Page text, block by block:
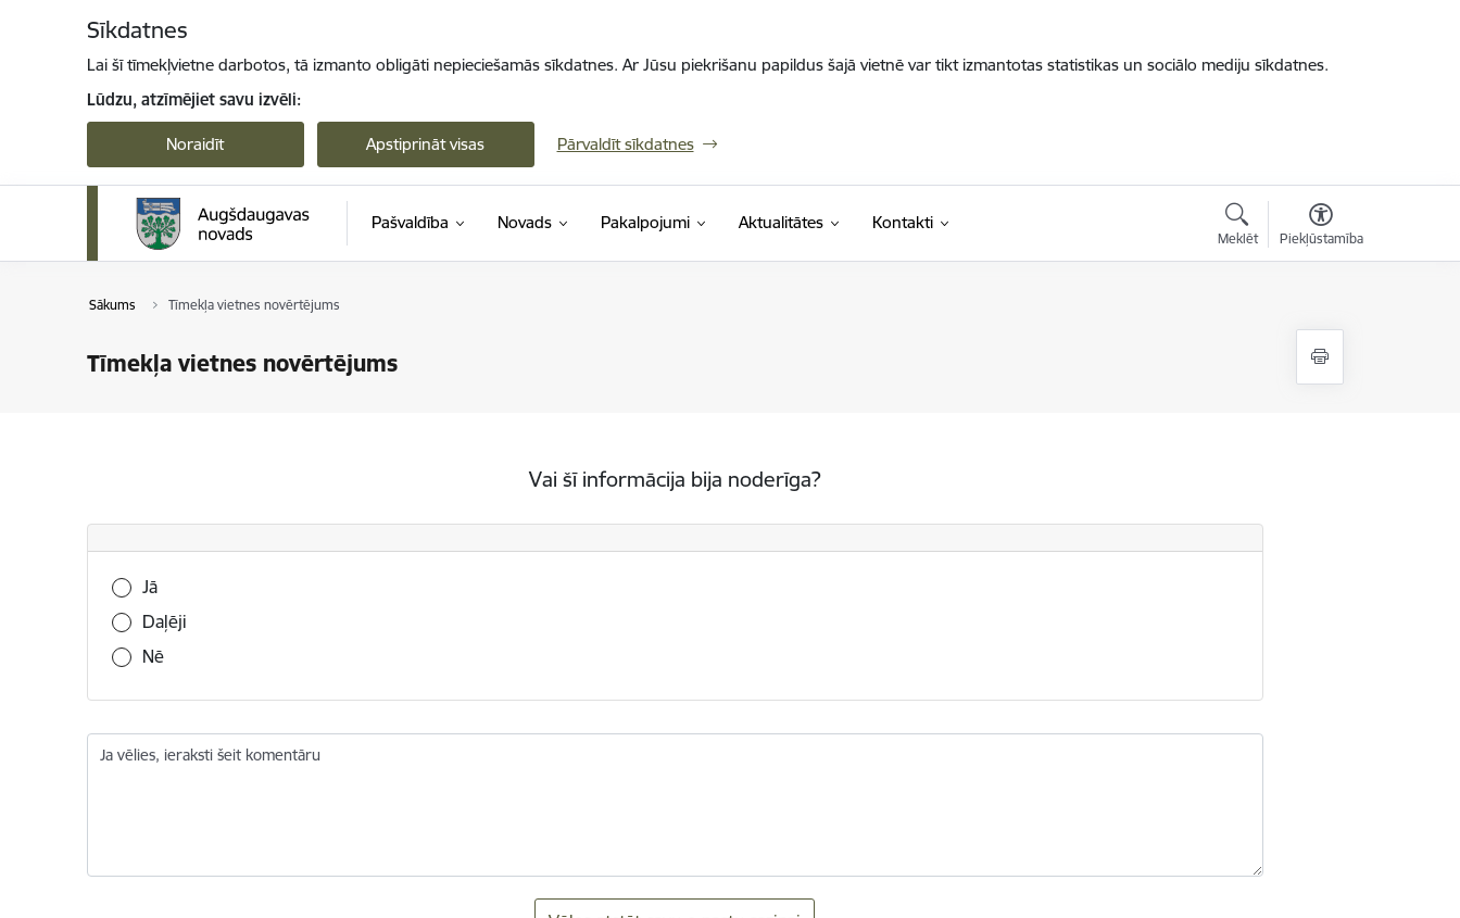
Sīkdatnes
Lai šī tīmekļvietne darbotos, tā izmanto obligāti nepieciešamās sīkdatnes. Ar Jūsu piekrišanu papildus šajā vietnē var tikt izmantotas statistikas un sociālo mediju sīkdatnes.
Lūdzu, atzīmējiet savu izvēli:
Noraidīt Apstiprināt visas Pārvaldīt sīkdatnes
Pašvaldība Novads Pakalpojumi Aktualitātes Kontakti
Meklēt Piekļūstamība
Sākums Tīmekļa vietnes novērtējums
Tīmekļa vietnes novērtējums
Vai šī informācija bija noderīga?
Vai šī informācija bija noderīga?
Jā
Daļēji
Nē
Ja vēlies, ieraksti šeit komentāru